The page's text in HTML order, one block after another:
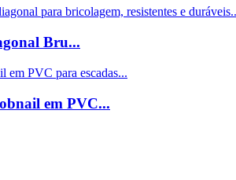
Bru...
em PVC...